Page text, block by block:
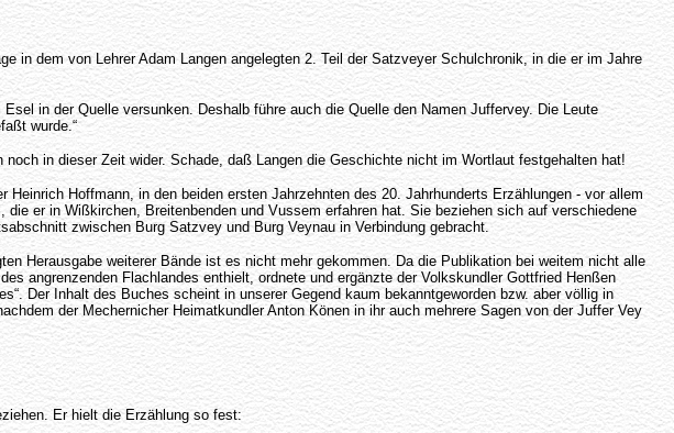
in dem von Lehrer Adam Langen angelegten 2. Teil der Satzveyer Schulchronik, in die er im Jahre
in der Quelle versunken. Deshalb führe auch die Quelle den Namen Juffervey. Die Leute
wurde.“
in dieser Zeit wider. Schade, daß Langen die Geschichte nicht im Wortlaut festgehalten hat!
Hoffmann, in den beiden ersten Jahrzehnten des 20. Jahrhunderts Erzählungen - vor allem
er in Wißkirchen, Breitenbenden und Vussem erfahren hat. Sie beziehen sich auf verschiedene
zwischen Burg Satzvey und Burg Veynau in Verbindung gebracht.
Herausgabe weiterer Bände ist es nicht mehr gekommen. Da die Publikation bei weitem nicht alle
angrenzenden Flachlandes enthielt, ordnete und ergänzte der Volkskundler Gottfried Henßen
Der Inhalt des Buches scheint in unserer Gegend kaum bekanntgeworden bzw. aber völlig in
der Mechernicher Heimatkundler Anton Könen in ihr auch mehrere Sagen von der Juffer Vey
Er hielt die Erzählung so fest: